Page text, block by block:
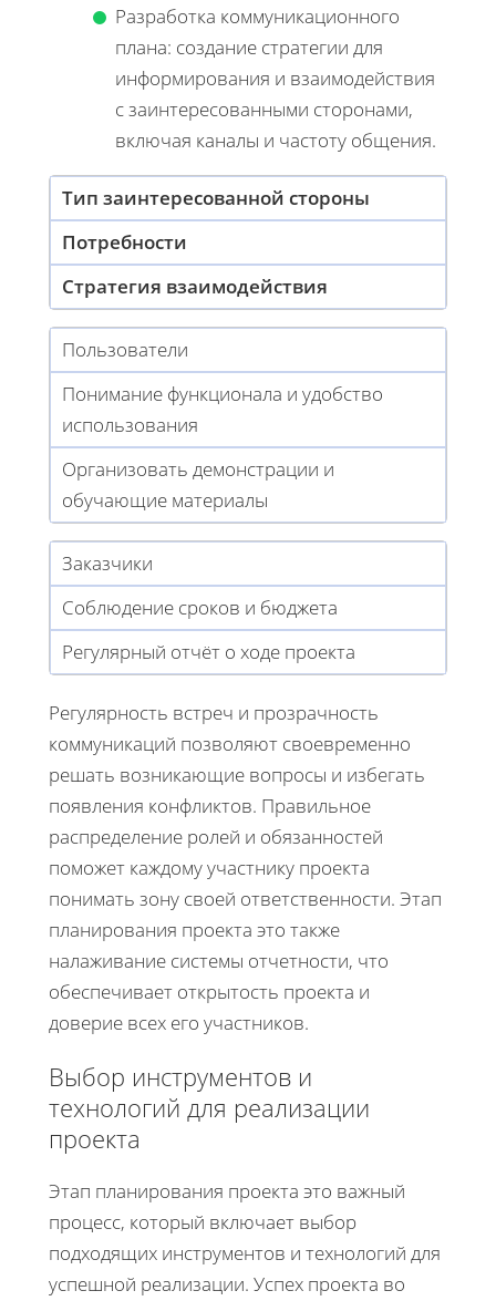
Разработка коммуникационного
плана: создание стратегии для
информирования и взаимодействия
с заинтересованными сторонами,
включая каналы и частоту общения.
Тип заинтересованной стороны
Потребности
Стратегия взаимодействия
Пользователи
Понимание функционала и удобство
использования
Организовать демонстрации и
обучающие материалы
Заказчики
Соблюдение сроков и бюджета
Регулярный отчёт о ходе проекта
Регулярность встреч и прозрачность
коммуникаций позволяют своевременно
решать возникающие вопросы и избегать
появления конфликтов. Правильное
распределение ролей и обязанностей
поможет каждому участнику проекта
понимать зону своей ответственности. Этап
планирования проекта это также
налаживание системы отчетности, что
обеспечивает открытость проекта и
доверие всех его участников.
Выбор инструментов и
технологий для реализации
проекта
Этап планирования проекта это важный
процесс, который включает выбор
подходящих инструментов и технологий для
успешной реализации. Успех проекта во